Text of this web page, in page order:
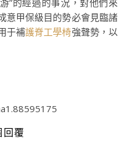
游”的經過的事況，對他們來
意甲保級目的勢必會見臨諸
于補護脊工學椅強聲勢，以
回覆